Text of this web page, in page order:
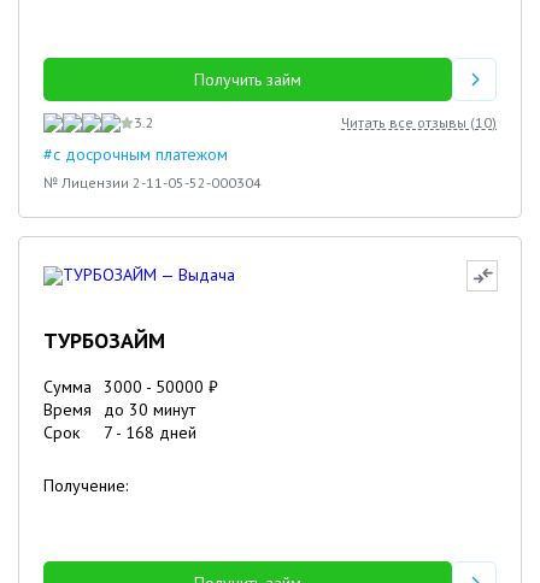
Получить займ
3.2 Читать все отзывы (10)
#с досрочным платежом
№ Лицензии 2-11-05-52-000304
ТУРБОЗАЙМ
Сумма 3000 - 50000 ₽
Время
до 30 минут
Срок
7 - 168 дней
Получение: